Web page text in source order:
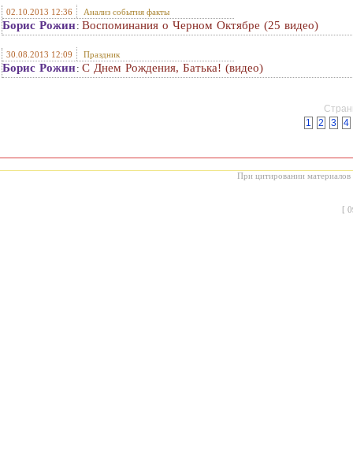
02.10.2013 12:36 Анализ события факты
Борис Рожин: Воспоминания о Черном Октябре (25 видео)
30.08.2013 12:09 Праздник
Борис Рожин: С Днем Рождения, Батька! (видео)
1
2 3 4
При цитировании материалов
[